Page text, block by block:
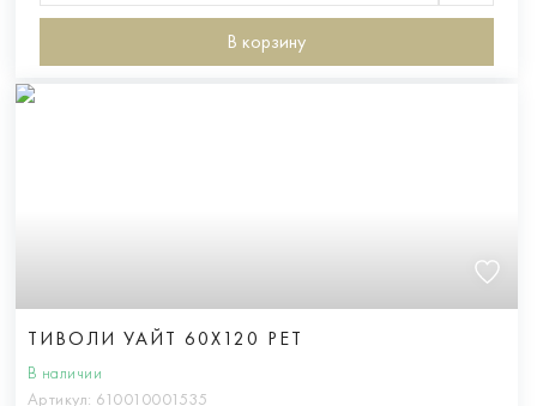
В корзину
ТИВОЛИ УАЙТ 60X120 РЕТ
В наличии
Артикул: 610010001535